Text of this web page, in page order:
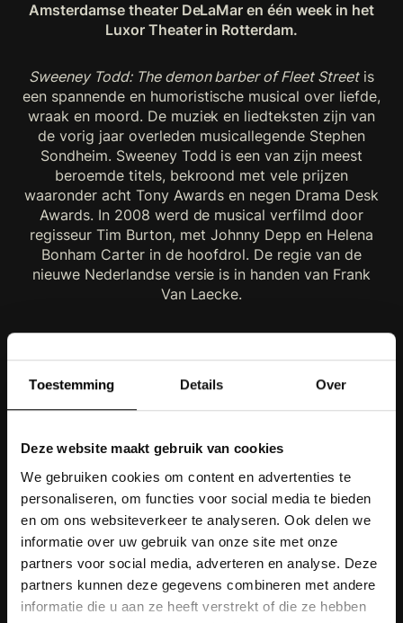
Toestemming Details Over
Deze website maakt gebruik van cookies
We gebruiken cookies om content en advertenties te
personaliseren, om functies voor social media te bieden
en om ons websiteverkeer te analyseren. Ook delen we
informatie over uw gebruik van onze site met onze
partners voor social media, adverteren en analyse. Deze
partners kunnen deze gegevens combineren met andere
informatie die u aan ze heeft verstrekt of die ze hebben
Amsterdamse theater DeLaMar en één week in het
Luxor Theater in Rotterdam.
Sweeney Todd: The demon barber of Fleet Streetis
een spannende en humoristische musical over liefde,
wraak en moord. De muziek en liedteksten zijn van
de vorig jaar overleden musicallegende Stephen
Sondheim. Sweeney Todd is een van zijn meest
beroemde titels, bekroond met vele prijzen
waaronder acht Tony Awards en negen Drama Desk
Awards. In 2008 werd de musical verfilmd door
regisseur Tim Burton, met Johnny Depp en Helena
Bonham Carter in de hoofdrol. De regie van de
nieuwe Nederlandse versie is in handen van Frank
Van Laecke.
beiden deze hoofdrollen al eerder ten tonele
brengen. “In 1993 mocht ik deze bijzondere en
muziek te mogen zetten”, aldus Kleinsma. “Het is een
cadeau dat ik Stephen Sondheim via deze weg mag
eren en zijn prachtige werk weer kan laten horen aan
het Nederlandse publiek. Met een briljante vertaling
van Koen van Dijk is deze musical niet alleen
spannend maar ook vol humor, precies waar ik van
houd.”
Voor Hans Peter Janssens, die Sweeney Todd al